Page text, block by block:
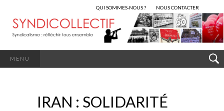
QUI SOMMES-NOUS ? NOUS CONTACTER
MENU
IRAN : SOLIDARITÉ